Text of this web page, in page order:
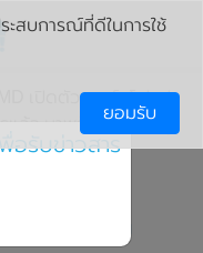
เปิดตัวสมาร์ทโฟนฝา
แล้ว มาพร้อมธีมสีชมพู
ได้ Barbie
มาพร้อมธีม
ะสบการณ์ที่ดีในการใช้
ยอมรับ
อรับข่าวสาร